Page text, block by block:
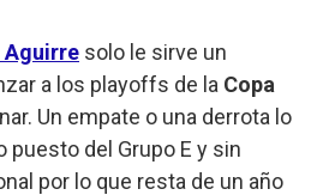
Aguirre solo le sirve un
a los playoffs de la Copa
Un empate o una derrota lo
puesto del Grupo E y sin
por lo que resta de un año